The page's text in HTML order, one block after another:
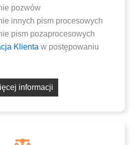
pozwów
innych pism procesowych
pism pozaprocesowych
Klien­ta w postę­po­wa­niu
informacji